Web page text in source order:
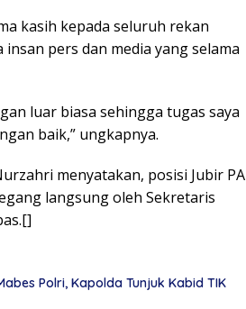
kasih kepada seluruh rekan
pers dan media yang selama
luar biasa sehingga tugas saya
baik,” ungkapnya.
menyatakan, posisi Jubir PA
langsung oleh Sekretaris
Polri, Kapolda Tunjuk Kabid TIK